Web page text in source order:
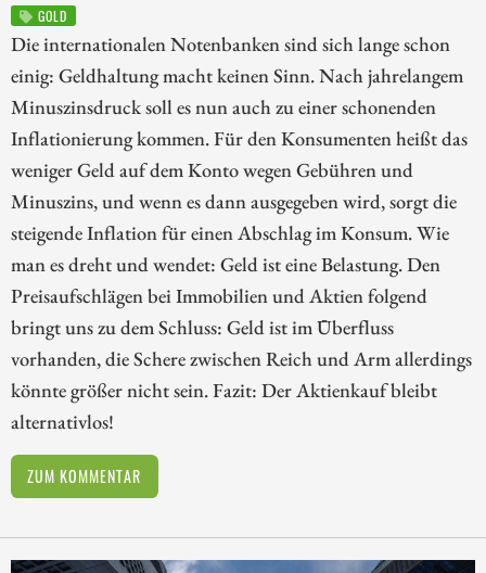
GOLD
Die internationalen Notenbanken sind sich lange schon
einig: Geldhaltung macht keinen Sinn. Nach jahrelangem
Minuszinsdruck soll es nun auch zu einer schonenden
Inflationierung kommen. Für den Konsumenten heißt das
weniger Geld auf dem Konto wegen Gebühren und
Minuszins, und wenn es dann ausgegeben wird, sorgt die
steigende Inflation für einen Abschlag im Konsum. Wie
man es dreht und wendet: Geld ist eine Belastung. Den
Preisaufschlägen bei Immobilien und Aktien folgend
bringt uns zu dem Schluss: Geld ist im Überfluss
vorhanden, die Schere zwischen Reich und Arm allerdings
könnte größer nicht sein. Fazit: Der Aktienkauf bleibt
alternativlos!
ZUM KOMMENTAR